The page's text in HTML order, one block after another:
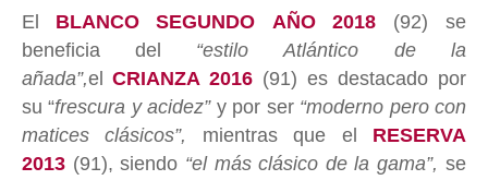
El BLANCO SEGUNDO AÑO 2018 (92) se
beneficia del “estilo Atlántico de la
añada”,el CRIANZA 2016 (91) es destacado por
su “frescura y acidez”y por ser “moderno pero con
matices clásicos”, mientras que el RESERVA
2013 (91), siendo “el más clásico de la gama”, se